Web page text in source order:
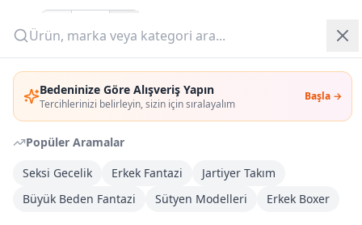
Bedeninize Göre Alışveriş Yapın
Tercihlerinizi belirleyin, sizin için sıralayalım
Başla →
Popüler Aramalar
Seksi Gecelik
Erkek Fantazi
Jartiyer Takım
Büyük Beden Fantazi
Sütyen Modelleri Erkek Boxer
Giriş Yap
Üye Ol
Adet:
Sepete Ekle
Şimdi Al
DHL Kargoya Teslim